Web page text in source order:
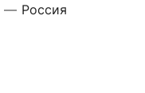
— Россия